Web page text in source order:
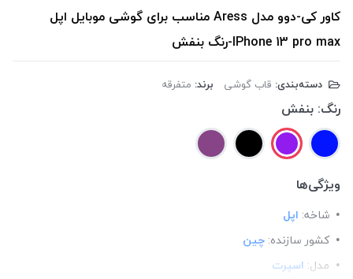
کاور کی-دوو مدل Aress مناسب برای گوشی موبایل اپل
IPhone 13 pro max-رنگ بنفش
دسته‌بندی: قاب گوشی برند: متفرقه
رنگ: بنفش
ویژگی‌ها
شاخه: اپل
کشور سازنده: چین
مدل: اسپرت